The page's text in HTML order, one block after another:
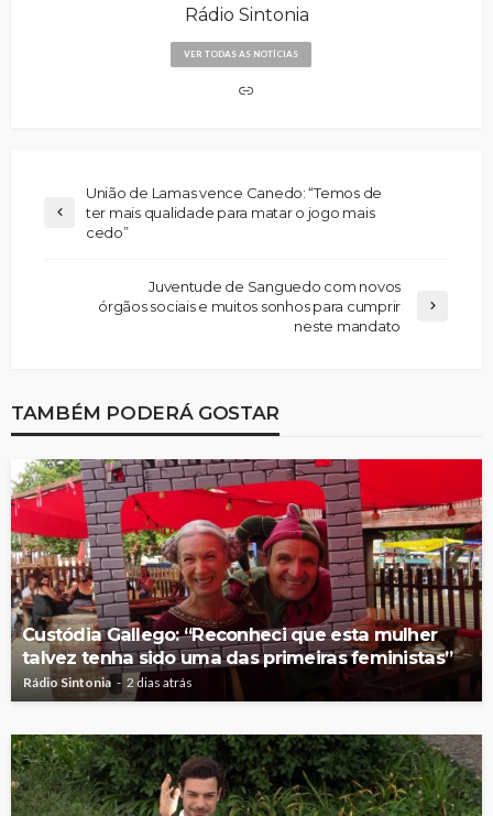
Rádio Sintonia
VER TODAS AS NOTÍCIAS
União de Lamas vence Canedo: “Temos de
ter mais qualidade para matar o jogo mais
cedo”
Juventude de Sanguedo com novos
órgãos sociais e muitos sonhos para cumprir
neste mandato
TAMBÉM PODERÁ GOSTAR
Custódia Gallego: “Reconheci que esta mulher
talvez tenha sido uma das primeiras feministas”
Rádio Sintonia 2 dias atrás